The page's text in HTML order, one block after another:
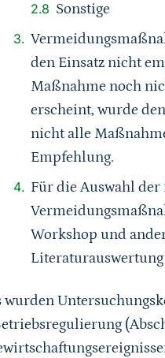
Sonstige
den Einsatz nicht
Maßnahme noch
erscheint, wurde
nicht alle
Empfehlung.
Für die Auswahl
Workshop und
Literaturauswertung
wurden